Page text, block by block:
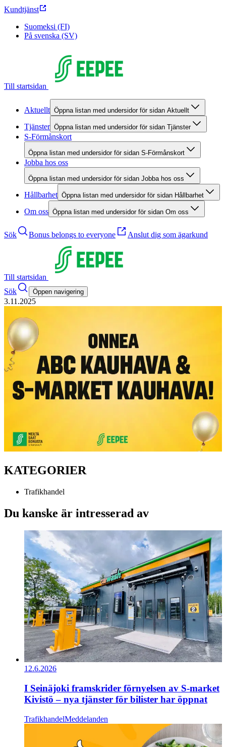
Kundtjänst
Suomeksi (FI)
På svenska (SV)
Till startsidan
Aktuellt Öppna listan med undersidor för sidan Aktuellt
Tjänster Öppna listan med undersidor för sidan Tjänster
S-Förmånskort
Öppna listan med undersidor för sidan S-Förmånskort
Jobba hos oss
Öppna listan med undersidor för sidan Jobba hos oss
Hållbarhet Öppna listan med undersidor för sidan Hållbarhet
Om oss Öppna listan med undersidor för sidan Om oss
Sök Bonus belongs to everyone Anslut dig som ägarkund
Till startsidan
Sök
Öppen navigering
3.11.2025
KATEGORIER
Trafikhandel
Du kanske är intresserad av
12.6.2026
I Seinäjoki framskrider förnyelsen av S-market
Kivistö – nya tjänster för bilister har öppnat
TrafikhandelMeddelanden